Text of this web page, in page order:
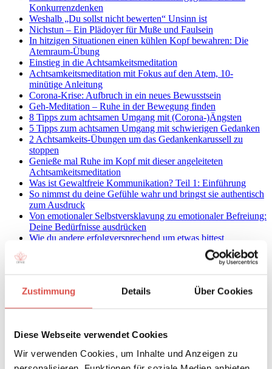
Zustimmung Details Über Cookies
Diese Webseite verwendet Cookies
Wir verwenden Cookies, um Inhalte und Anzeigen zu
Konkurrenzdenken
Weshalb „Du sollst nicht bewerten“ Unsinn ist
Nichstun – Ein Plädoyer für Muße und Faulsein
In hitzigen Situationen einen kühlen Kopf bewahren: Die
Atemraum-Übung
Einstieg in die Achtsamkeitsmeditation
Achtsamkeitsmeditation mit Fokus auf den Atem, 10-
minütige Anleitung
Corona-Krise: Aufbruch in ein neues Bewusstsein
Geh-Meditation – Ruhe in der Bewegung finden
8 Tipps zum achtsamen Umgang mit (Corona-)Ängsten
5 Tipps zum achtsamen Umgang mit schwierigen Gedanken
2 Achtsamkeits-Übungen um das Gedankenkarussell zu
stoppen
Genieße mal Ruhe im Kopf mit dieser angeleiteten
Achtsamkeitsmeditation
Was ist Gewaltfreie Kommunikation? Teil 1: Einführung
So nimmst du deine Gefühle wahr und bringst sie authentisch
zum Ausdruck
Von emotionaler Selbstversklavung zu emotionaler Befreiung:
Deine Bedürfnisse ausdrücken
Wie du andere erfolgversprechend um etwas bittest
Die besten Bücher über Gewaltfreie Kommunikation (GfK):
Vergiss nicht zu leben: Drück Verpflichtungen auch mal in die
Achtsamkeitsübungen
Wie du an deiner Achtsamkeitspraxis dranbleibst